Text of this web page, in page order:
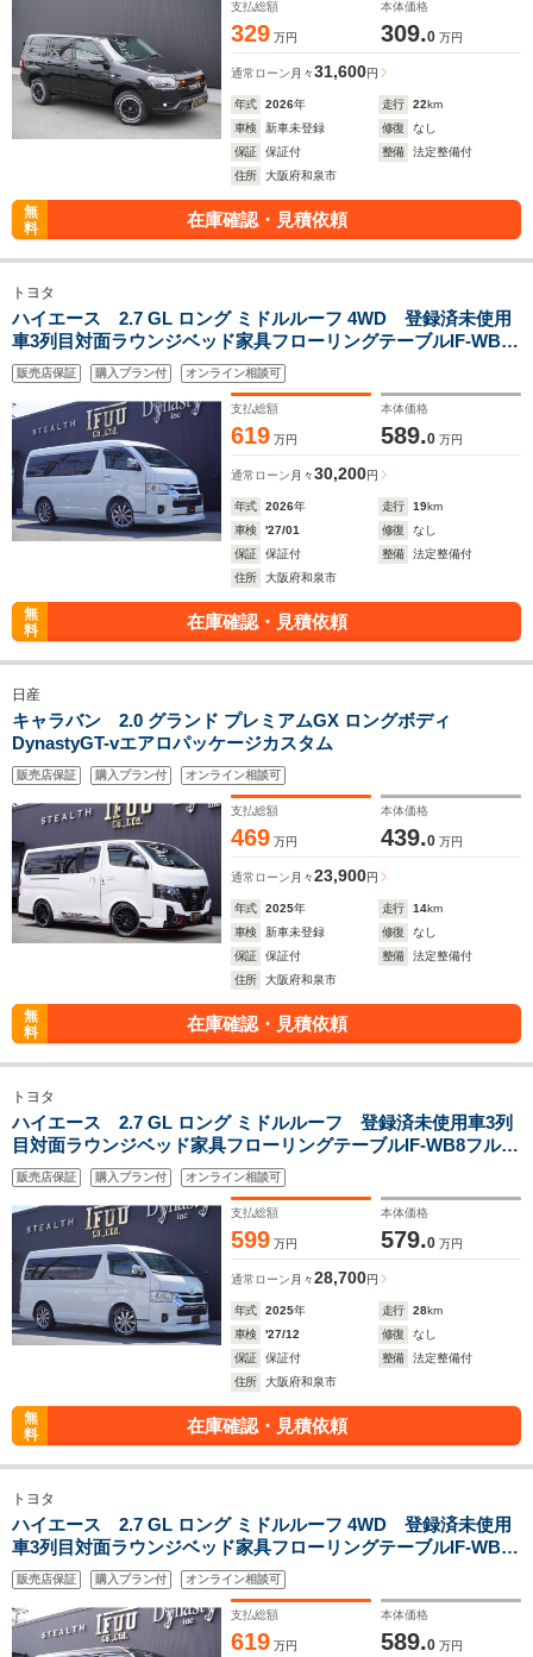
支払総額
329 万円
本体価格
309.0 万円
通常ローン 月々31,600円
年式 2026年 走行 22km
車検
新車未登録 修復
なし
保証
保証付 整備
法定整備付
住所
大阪府和泉市
無
料
在庫確認・見積依頼
トヨタ
ハイエース 2.7 GL ロング ミドルルーフ 4WD 登録済未使用
車3列目対面ラウンジベッド家具フローリングテーブルIF-WB8
フルフラットベットラウンジ展開カロッツエリアナビ後席モニ
ターミラーリングウッドインテリアバケットシートカバーセン
ターコンソール
販売店保証 購入プラン付 オンライン相談可
支払総額
619 万円
本体価格
589.0 万円
通常ローン 月々30,200円
年式 2026年 走行 19km
車検
'27/01 修復
なし
保証
保証付 整備
法定整備付
住所
大阪府和泉市
無
料
在庫確認・見積依頼
日産
キャラバン 2.0 グランド プレミアムGX ロングボディ
DynastyGT-vエアロパッケージカスタム
販売店保証 購入プラン付 オンライン相談可
支払総額
469 万円
本体価格
439.0 万円
通常ローン 月々23,900円
年式 2025年 走行 14km
車検
新車未登録 修復
なし
保証
保証付 整備
法定整備付
住所
大阪府和泉市
無
料
在庫確認・見積依頼
トヨタ
ハイエース 2.7 GL ロング ミドルルーフ 登録済未使用車3列
目対面ラウンジベッド家具フローリングテーブルIF-WB8フルフ
ラットベットラウンジ展開カロッツエリアナビ後席モニターミ
ラーリングウッドインテリアバケットシートカバーセンターコ
ンソール
販売店保証 購入プラン付 オンライン相談可
支払総額
599 万円
本体価格
579.0 万円
通常ローン 月々28,700円
年式 2025年 走行 28km
車検
'27/12 修復
なし
保証
保証付 整備
法定整備付
住所
大阪府和泉市
無
料
在庫確認・見積依頼
トヨタ
ハイエース 2.7 GL ロング ミドルルーフ 4WD 登録済未使用
車3列目対面ラウンジベッド家具フローリングテーブルIF-WB8
フルフラットベットラウンジ展開カロッツエリアナビ後席モニ
ターミラーリングバケットシートカバーセンターコンソール
販売店保証 購入プラン付 オンライン相談可
支払総額
619 万円
本体価格
589.0 万円